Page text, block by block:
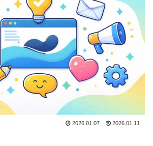
2026.01.07 2026.01.11